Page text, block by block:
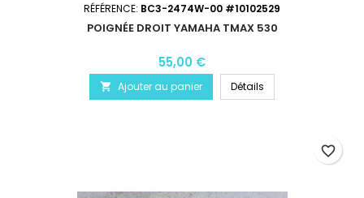
RÉFÉRENCE: BC3-2474W-00 #10102529
POIGNÉE DROIT YAMAHA TMAX 530
55,00 €
 Ajouter au panier Détails
favorite_border